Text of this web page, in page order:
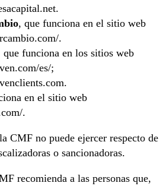
, que funciona en el sitio web
.
que funciona en los sitios web
es/;
en el sitio web
.
CMF no puede ejercer respecto de
o sancionadoras.
recomienda a las personas que,